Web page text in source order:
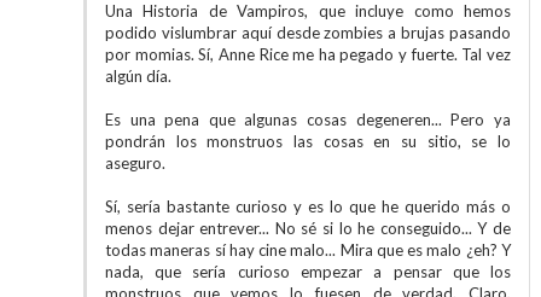
Una Historia de Vampiros, que incluye como hemos
podido vislumbrar aquí desde zombies a brujas pasando
por momias. Sí, Anne Rice me ha pegado y fuerte. Tal vez
algún día.
Es una pena que algunas cosas degeneren... Pero ya
pondrán los monstruos las cosas en su sitio, se lo
aseguro.
Sí, sería bastante curioso y es lo que he querido más o
menos dejar entrever... No sé si lo he conseguido... Y de
todas maneras sí hay cine malo... Mira que es malo ¿eh? Y
nada, que sería curioso empezar a pensar que los